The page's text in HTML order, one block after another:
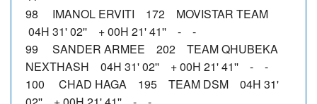
98 IMANOL ERVITI 172 MOVISTAR TEAM
04H 31' 02'' + 00H 21' 41'' - -
99 SANDER ARMEE 202 TEAM QHUBEKA
NEXTHASH 04H 31' 02'' + 00H 21' 41'' - -
100 CHAD HAGA 195 TEAM DSM 04H 31'